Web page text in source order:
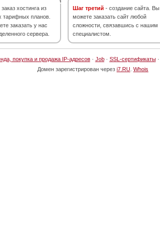
заказ хостинга из
тарифных планов.
заказать у нас
сервера.
Шаг третий - создание сайта. Вы
можете заказать сайт любой
сложности, связавшись с нашим
специалистом.
покупка и продажа IP-адресов· Job· SSL-сертификаты·
Домен зарегистрирован через i7.RU Whois